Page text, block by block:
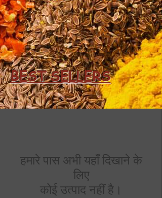
BEST SELLERS
हमारे पास अभी यहाँ दिखाने के
लिए
कोई उत्पाद नहीं है।